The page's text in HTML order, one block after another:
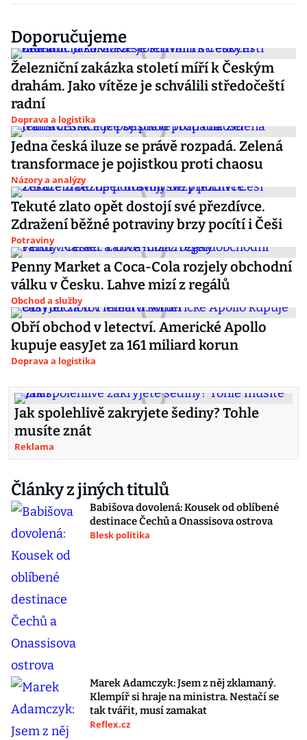
Doporučujeme
Železniční zakázka století míří k Českým
drahám. Jako vítěze je schválili středočeští
radní
Doprava a logistika
Jedna česká iluze se právě rozpadá. Zelená
transformace je pojistkou proti chaosu
Názory a analýzy
Tekuté zlato opět dostojí své přezdívce.
Zdražení běžné potraviny brzy pocítí i Češi
Potraviny
Penny Market a Coca-Cola rozjely obchodní
válku v Česku. Lahve mizí z regálů
Obchod a služby
Obří obchod v letectví. Americké Apollo
kupuje easyJet za 161 miliard korun
Doprava a logistika
Jak spolehlivě zakryjete šediny? Tohle
musíte znát
Reklama
Články z jiných titulů
Babišova dovolená: Kousek od oblíbené
destinace Čechů a Onassisova ostrova
Blesk politika
Marek Adamczyk: Jsem z něj zklamaný.
Klempíř si hraje na ministra. Nestačí se
tak tvářit, musí zamakat
Reflex.cz